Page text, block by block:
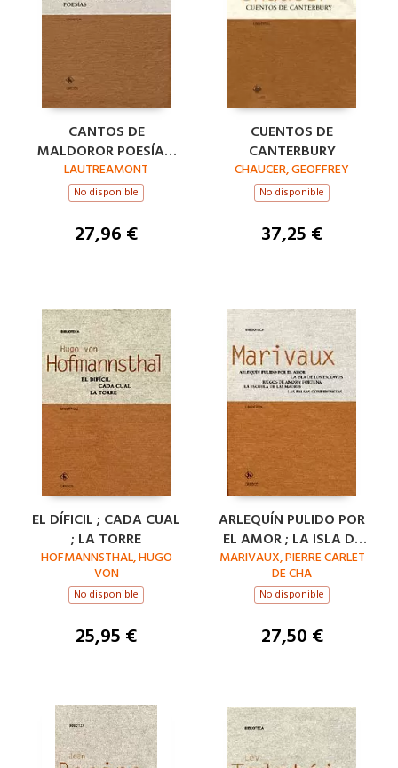
CANTOS DE
MALDOROR POESÍAS,
LOS
LAUTREAMONT
No disponible
27,96 €
CUENTOS DE
CANTERBURY
CHAUCER, GEOFFREY
No disponible
37,25 €
EL DÍFICIL ; CADA CUAL
; LA TORRE
HOFMANNSTHAL, HUGO
VON
No disponible
25,95 €
ARLEQUÍN PULIDO POR
EL AMOR ; LA ISLA DE
LOS ESCLAVOS ;
JUEGOS DE AMOR
MARIVAUX, PIERRE CARLET
DE CHA
No disponible
27,50 €